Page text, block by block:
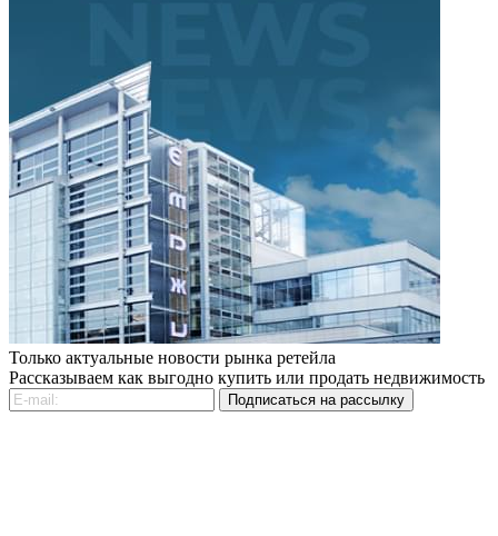
Только актуальные новости рынка ретейла
Рассказываем как выгодно купить или продать недвижимость